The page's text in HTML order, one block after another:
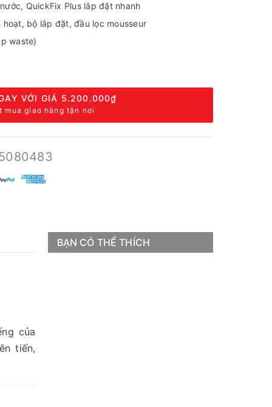
QuickFix Plus lắp đặt nhanh
bộ lắp đặt, đầu lọc mousseur
waste)
VỚI GIÁ 5.200.000₫
mua giao hàng tận nơi
của
tiến,
BẠN CÓ THỂ THÍCH